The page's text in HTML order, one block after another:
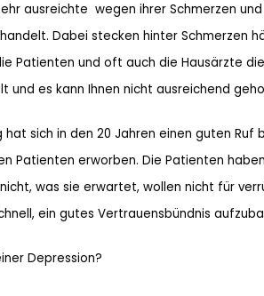
ausreichte  wegen ihrer Schmerzen
Dabei stecken hinter Schmerzen
Patienten und oft auch die Hausärzte
und es kann Ihnen nicht ausreichend
hat sich in den 20 Jahren einen guten
Patienten erworben. Die Patienten
was sie erwartet, wollen nicht für
ein gutes Vertrauensbündnis
Depression?